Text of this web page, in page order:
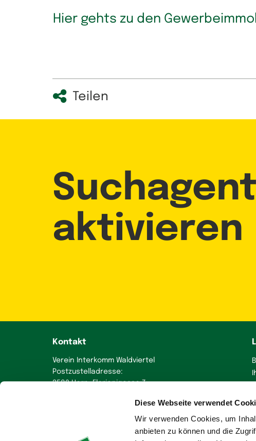
Diese Webseite verwendet
Wir verwenden Cookies, um
anbieten zu können und die
Hier gehts zu den
Teilen
Suchagent
aktivieren
Kontakt
Verein Interkomm Waldviertel
Postzustelladresse:
3580 Horn, Florianigasse 7
wohnen-im-waldviertel.at